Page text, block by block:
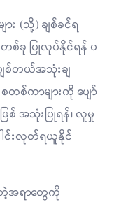
း (သို့) ချစ်ခင်ရ
စ်ခု ပြုလုပ်နိုင်ရန် ပ
ျစ်တယ်အသုံးချ
စ်ကာများကို ပျော်
ြစ် အသုံးပြုရန်၊ လူမှု
ါင်းလုတ်ရယူနိုင်
တဲ့အရာတွေကို